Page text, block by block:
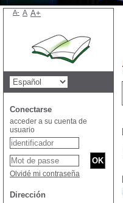
A- A A+
Conectarse
acceder a su cuenta de
usuario
Olvidé mi contraseña
Dirección